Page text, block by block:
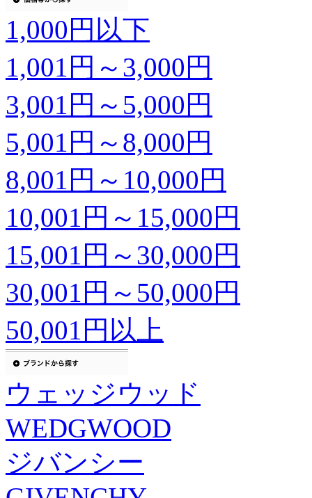
1,000円以下
1,001円～3,000円
3,001円～5,000円
5,001円～8,000円
8,001円～10,000円
10,001円～15,000円
15,001円～30,000円
30,001円～50,000円
50,001円以上
ウェッジウッド
WEDGWOOD
ジバンシー